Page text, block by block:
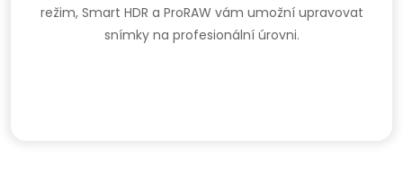
režim, Smart HDR a ProRAW vám umožní upravovat
snímky na profesionální úrovni.